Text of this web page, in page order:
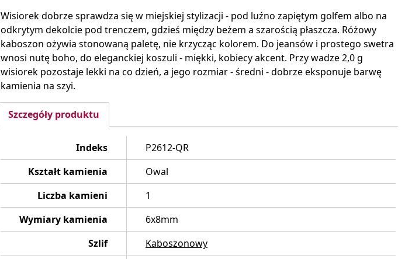
Wisiorek dobrze sprawdza się w miejskiej stylizacji - pod luźno zapiętym golfem albo na
odkrytym dekolcie pod trenczem, gdzieś między beżem a szarością płaszcza. Różowy
kaboszon ożywia stonowaną paletę, nie krzycząc kolorem. Do jeansów i prostego swetra
wnosi nutę boho, do eleganckiej koszuli - miękki, kobiecy akcent. Przy wadze 2,0 g
wisiorek pozostaje lekki na co dzień, a jego rozmiar - średni - dobrze eksponuje barwę
kamienia na szyi.
Szczegóły produktu
Indeks
P2612-QR
Kształt kamienia
Owal
Liczba kamieni
1
Wymiary kamienia
6x8mm
Szlif
Kaboszonowy